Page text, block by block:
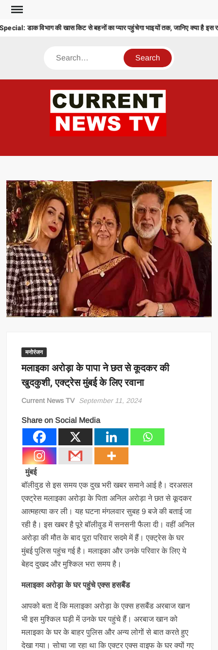
Skip
content
डाक विभाग की खास किट से बहनों का प्यार पहुंचेगा भाइयों तक, जानिए क्या है इस
Search
मनोरंजन
मलाइका अरोड़ा के पापा ने छत से कूदकर की
खुदकुशी, एक्ट्रेस मुंबई के लिए रवाना
Current News TV September 11, 2024
Share on Social Media
मुंबई
बॉलीवुड से इस समय एक दुख भरी खबर समाने आई है। दरअसल
एक्ट्रेस मलाइका अरोड़ा के पिता अनिल अरोड़ा ने छत से कूदकर
आत्महत्या कर ली। यह घटना मंगलवार सुबह 9 बजे की बताई जा
रही है। इस खबर है पूरे बॉलीवुड में सनसनी फैला दी। वहीं अनिल
अरोड़ा की मौत के बाद पूरा परिवार सदमे में हैं। एक्ट्रेस के घर
मुंबई पुलिस पहुंच गई है। मलाइका और उनके परिवार के लिए ये
बेहद दुखद और मुश्किल भरा समय है।
मलाइका अरोड़ा के घर पहुंचे एक्स हसबैंड
आपको बता दें कि मलाइका अरोड़ा के एक्स हसबैंड अरबाज खान
भी इस मुश्किल घड़ी में उनके घर पहुंचे हैं। अरबाज खान को
मलाइका के घर के बाहर पुलिस और अन्य लोगों से बात करते हुए
देखा गया। सोचा जा रहा था कि एक्टर एक्स वाइफ के घर क्यों गए